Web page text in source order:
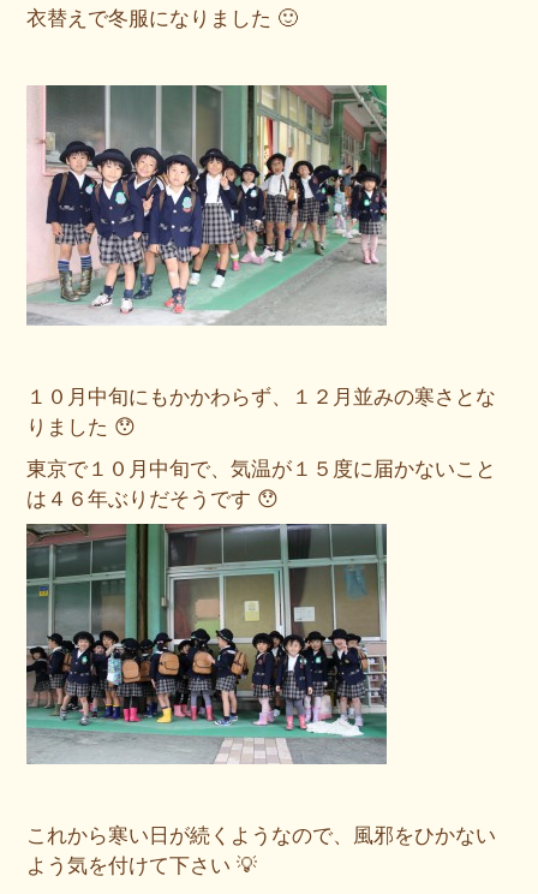
衣替えで冬服になりました 🙂
１０月中旬にもかかわらず、１２月並みの寒さとな
りました 😯
東京で１０月中旬で、気温が１５度に届かないこと
は４６年ぶりだそうです 😯
これから寒い日が続くようなので、風邪をひかない
よう気を付けて下さい 💡